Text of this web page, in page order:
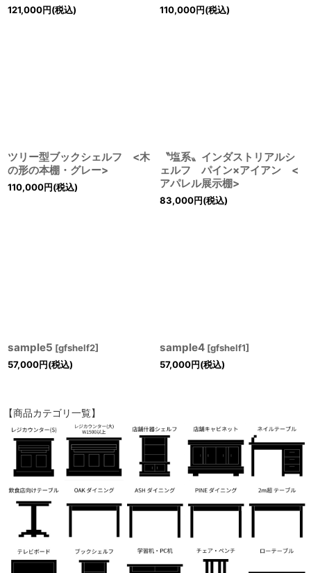
121,000円(税込) 110,000円(税込)
ツリー型ブックシェルフ <木
の形の本棚・グレー>
110,000円(税込)
〝塩系〟インダストリアルシ
ェルフ パイン×アイアン <
アパレル展示棚>
83,000円(税込)
sample5 [gfshelf2]
57,000円(税込)
sample4 [gfshelf1]
57,000円(税込)
【商品カテゴリ一覧】